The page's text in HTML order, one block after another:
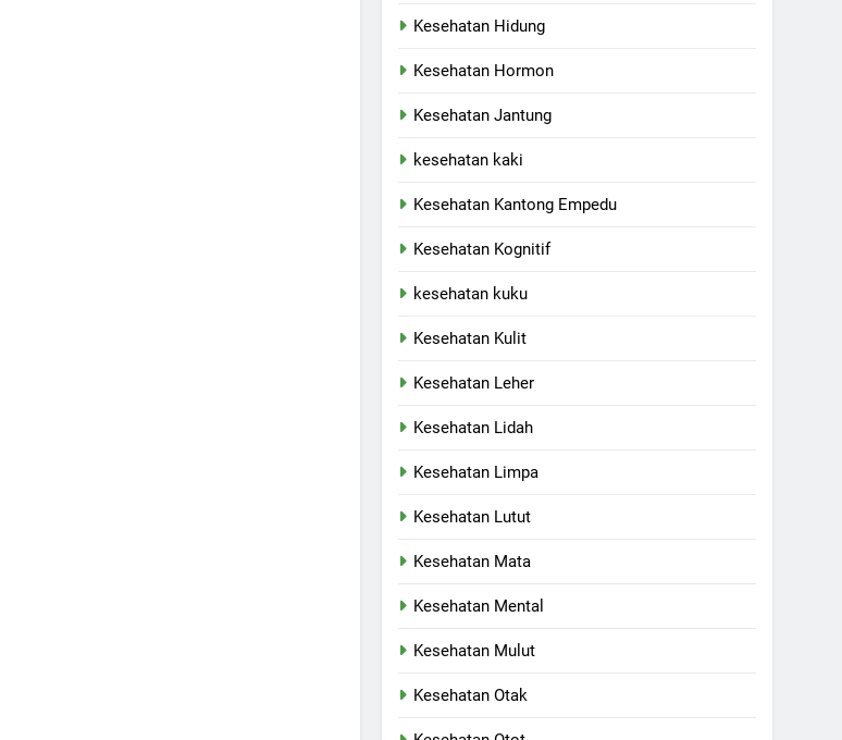
Kesehatan Hidung
Kesehatan Hormon
Kesehatan Jantung
kesehatan kaki
Kesehatan Kantong Empedu
Kesehatan Kognitif
kesehatan kuku
Kesehatan Kulit
Kesehatan Leher
Kesehatan Lidah
Kesehatan Limpa
Kesehatan Lutut
Kesehatan Mata
Kesehatan Mental
Kesehatan Mulut
Kesehatan Otak